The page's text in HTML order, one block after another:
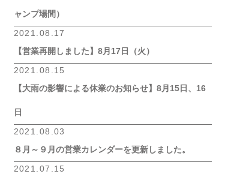
ャンプ場間）
2021.08.17
【営業再開しました】8月17日（火）
2021.08.15
【大雨の影響による休業のお知らせ】8月15日、16
日
2021.08.03
８月～９月の営業カレンダーを更新しました。
2021.07.15